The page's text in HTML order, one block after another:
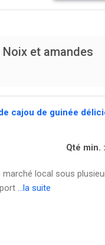
et amandes
cajou de guinée
Qté min. :
local sous
...la suite